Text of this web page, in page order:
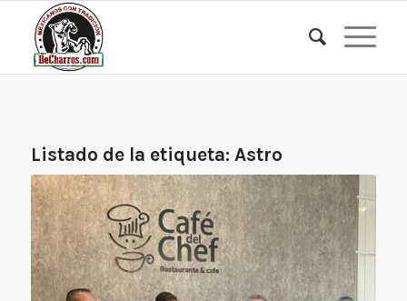
Listado de la etiqueta: Astro